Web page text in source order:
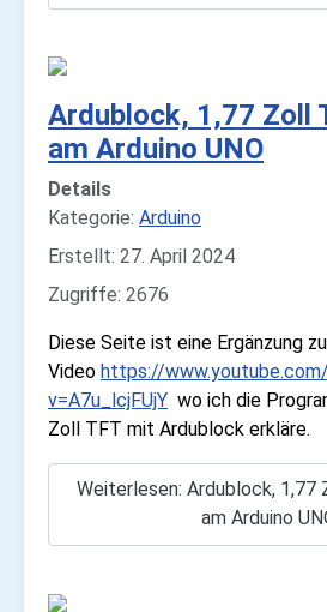
Ardublock, 1,77 Zoll
am Arduino UNO
Details
Kategorie: Arduino
Erstellt: 27. April 2024
Zugriffe: 2676
Diese Seite ist eine Ergänzung
Video https://
v=A7u_lcjFUjY wo ich die
Zoll TFT mit Ardublock erkläre.
Weiterlesen: Ardublock, 1,77
am Arduino